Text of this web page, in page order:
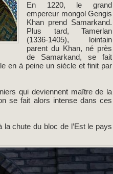
En 1220, le grand
empereur mongol Gengis
Khan prend Samarkand.
Plus tard, Tamerlan
(1336-1405), lointain
parent du Khan, né près
de Samarkand, se fait
en à peine un siècle et finit par
qui deviennent maître de la
se fait alors intense dans ces
chute du bloc de l’Est le pays